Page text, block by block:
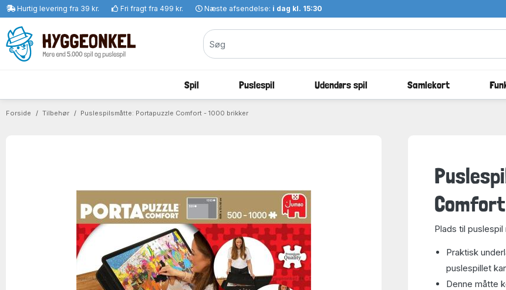
Hurtig levering fra 39 kr. Fri fragt fra 499 kr. Næste afsendelse: i dag kl. 15:30
Spil Puslespil Udendørs spil Samlekort
Forside Tilbehør Puslespilsmåtte: Portapuzzle Comfort - 1000 brikker
Plads til
Praktisk
puslespillet
Denne måtte